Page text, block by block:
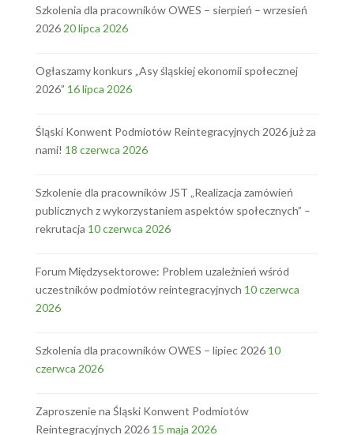
Szkolenia dla pracowników OWES – sierpień – wrzesień
2026 20 lipca 2026
Ogłaszamy konkurs „Asy śląskiej ekonomii społecznej
2026” 16 lipca 2026
Śląski Konwent Podmiotów Reintegracyjnych 2026 już za
nami! 18 czerwca 2026
Szkolenie dla pracowników JST „Realizacja zamówień
publicznych z wykorzystaniem aspektów społecznych” –
rekrutacja 10 czerwca 2026
Forum Międzysektorowe: Problem uzależnień wśród
uczestników podmiotów reintegracyjnych 10 czerwca
2026
Szkolenia dla pracowników OWES – lipiec 2026 10
czerwca 2026
Zaproszenie na Śląski Konwent Podmiotów
Reintegracyjnych 2026 15 maja 2026